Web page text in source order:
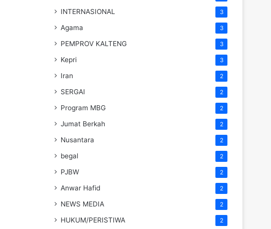
INTERNASIONAL 3
Agama 3
PEMPROV KALTENG 3
Kepri 3
Iran 2
SERGAI 2
Program MBG 2
Jumat Berkah 2
Nusantara 2
begal 2
PJBW 2
Anwar Hafid 2
NEWS MEDIA 2
HUKUM/PERISTIWA 2